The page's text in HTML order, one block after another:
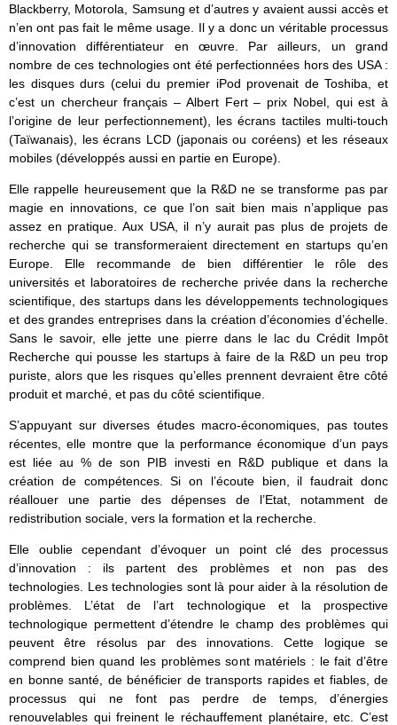
Blackberry, Motorola, Samsung et d’autres y avaient aussi accès et
n’en ont pas fait le même usage. Il y a donc un véritable processus
d’innovation différentiateur en œuvre. Par ailleurs, un grand
nombre de ces technologies ont été perfectionnées hors des USA :
les disques durs (celui du premier iPod provenait de Toshiba, et
c’est un chercheur français – Albert Fert – prix Nobel, qui est à
l’origine de leur perfectionnement), les écrans tactiles multi-touch
(Taïwanais), les écrans LCD (japonais ou coréens) et les réseaux
mobiles (développés aussi en partie en Europe).
Elle rappelle heureusement que la R&D ne se transforme pas par
magie en innovations, ce que l’on sait bien mais n’applique pas
assez en pratique. Aux USA, il n’y aurait pas plus de projets de
recherche qui se transformeraient directement en startups qu’en
Europe. Elle recommande de bien différentier le rôle des
universités et laboratoires de recherche privée dans la recherche
scientifique, des startups dans les développements technologiques
et des grandes entreprises dans la création d’économies d’échelle.
Sans le savoir, elle jette une pierre dans le lac du Crédit Impôt
Recherche qui pousse les startups à faire de la R&D un peu trop
puriste, alors que les risques qu’elles prennent devraient être côté
produit et marché, et pas du côté scientifique.
S’appuyant sur diverses études macro-économiques, pas toutes
récentes, elle montre que la performance économique d’un pays
est liée au % de son PIB investi en R&D publique et dans la
création de compétences. Si on l’écoute bien, il faudrait donc
réallouer une partie des dépenses de l’Etat, notamment de
redistribution sociale, vers la formation et la recherche.
Elle oublie cependant d’évoquer un point clé des processus
d’innovation : ils partent des problèmes et non pas des
technologies. Les technologies sont là pour aider à la résolution de
problèmes. L’état de l’art technologique et la prospective
technologique permettent d’étendre le champ des problèmes qui
peuvent être résolus par des innovations. Cette logique se
comprend bien quand les problèmes sont matériels : le fait d’être
en bonne santé, de bénéficier de transports rapides et fiables, de
processus qui ne font pas perdre de temps, d’énergies
renouvelables qui freinent le réchauffement planétaire, etc. C’est